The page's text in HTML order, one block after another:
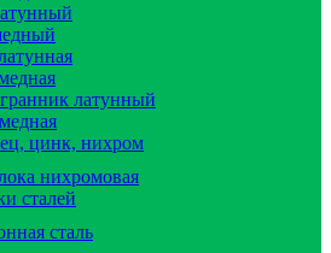
латунный
цинк, нихром
нихромовая
сталей
сталь